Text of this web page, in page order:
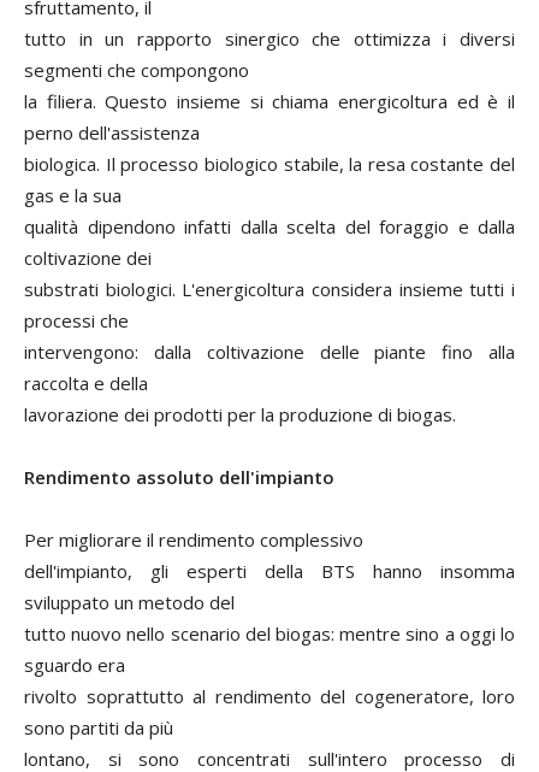
sfruttamento, il
tutto in un rapporto sinergico che ottimizza i diversi
segmenti che compongono
la filiera. Questo insieme si chiama energicoltura ed è il
perno dell'assistenza
biologica. Il processo biologico stabile, la resa costante del
gas e la sua
qualità dipendono infatti dalla scelta del foraggio e dalla
coltivazione dei
substrati biologici. L'energicoltura considera insieme tutti i
processi che
intervengono: dalla coltivazione delle piante fino alla
raccolta e della
lavorazione dei prodotti per la produzione di biogas.
Rendimento assoluto dell'impianto
Per migliorare il rendimento complessivo
dell'impianto, gli esperti della BTS hanno insomma
sviluppato un metodo del
tutto nuovo nello scenario del biogas: mentre sino a oggi lo
sguardo era
rivolto soprattutto al rendimento del cogeneratore, loro
sono partiti da più
lontano, si sono concentrati sull'intero processo di